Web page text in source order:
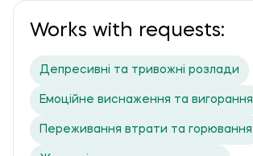
Works with requests:
Депресивні та тривожні розлади
Емоційне виснаження та вигорання
Переживання втрати та горювання